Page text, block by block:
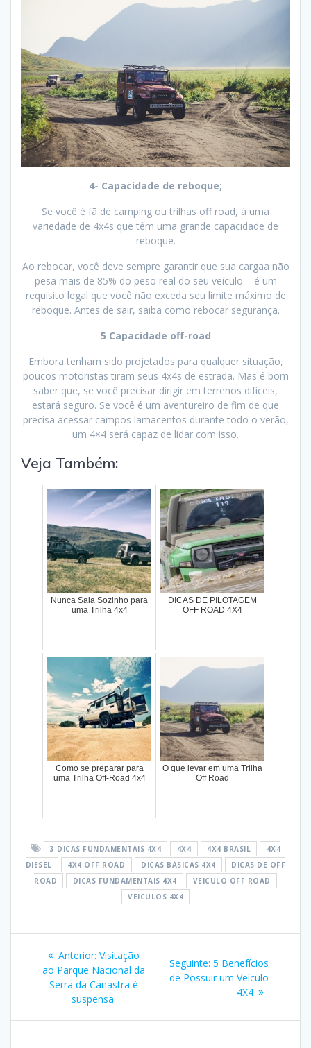
4- Capacidade de reboque;
Se você é fã de camping ou trilhas off road, á uma
variedade de 4x4s que têm uma grande capacidade de
reboque.
Ao rebocar, você deve sempre garantir que sua cargaa não
pesa mais de 85% do peso real do seu veículo – é um
requisito legal que você não exceda seu limite máximo de
reboque. Antes de sair, saiba como rebocar segurança.
5 Capacidade off-road
Embora tenham sido projetados para qualquer situação,
poucos motoristas tiram seus 4x4s de estrada. Mas é bom
saber que, se você precisar dirigir em terrenos difíceis,
estará seguro. Se você é um aventureiro de fim de que
precisa acessar campos lamacentos durante todo o verão,
um 4×4 será capaz de lidar com isso.
Veja Também:
Nunca Saia Sozinho para
uma Trilha 4x4
DICAS DE PILOTAGEM
OFF ROAD 4X4
Como se preparar para
uma Trilha Off-Road 4x4
O que levar em uma Trilha
Off Road
3 DICAS FUNDAMENTAIS 4X4 4X4 4X4 BRASIL
4X4
DIESEL
4X4 OFF ROAD DICAS BÁSICAS 4X4
DICAS DE OFF
ROAD
DICAS FUNDAMENTAIS 4X4
VEICULO OFF ROAD
VEICULOS 4X4
Navegação
Anterior: Post
anterior:
Visitação
ao Parque Nacional da
Serra da Canastra é
suspensa.
Seguinte: Post
seguinte:
5 Benefícios
de Possuir um Veículo
4X4